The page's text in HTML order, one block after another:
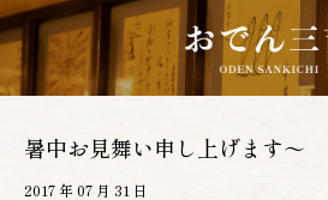
ホーム
暑中お見舞い申し上げます～
2017 年 07 月 31 日